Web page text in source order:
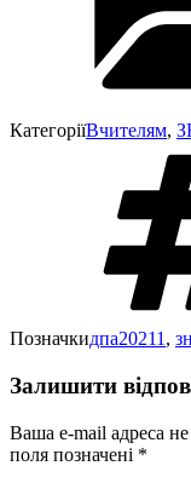
КатегоріїВчителям,
Позначкидпа20211 ,
Залишити
Ваша e-mail адреса
поля позначені *